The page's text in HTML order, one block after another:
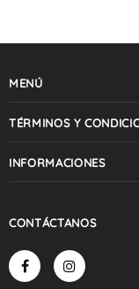
MENÚ
TÉRMINOS Y
INFORMACIONES
CONTÁCTANOS